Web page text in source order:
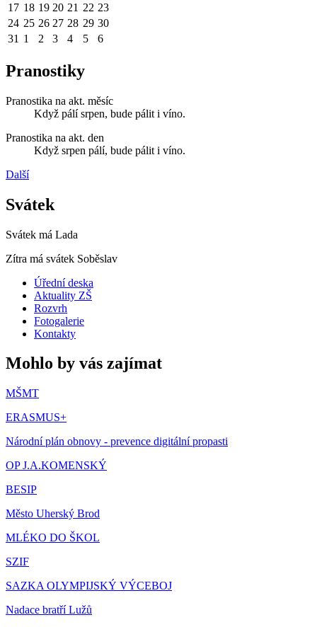
17 18 19 20 21 22 23
24 25 26 27 28 29 30
31 1 2 3 4 5 6
Pranostiky
Pranostika na akt. měsíc
Když pálí srpen, bude pálit i víno.
Pranostika na akt. den
Když srpen pálí, bude pálit i víno.
Další
Svátek
Svátek má Lada
Zítra má svátek Soběslav
Úřední deska
Aktuality ZŠ
Rozvrh
Fotogalerie
Kontakty
Mohlo by vás zajímat
MŠMT
ERASMUS+
Národní plán obnovy - prevence digitální propasti
OP J.A.KOMENSKÝ
BESIP
Město Uherský Brod
MLÉKO DO ŠKOL
SZIF
SAZKA OLYMPIJSKÝ VÝCEBOJ
Nadace bratří Lužů